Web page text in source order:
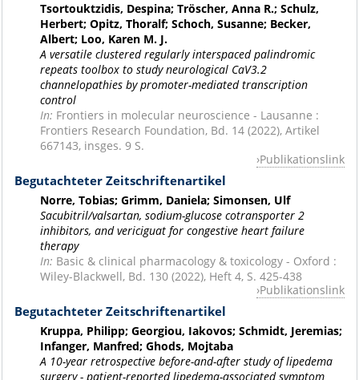
Tsortouktzidis, Despina; Tröscher, Anna R.; Schulz,
Herbert; Opitz, Thoralf; Schoch, Susanne; Becker,
Albert; Loo, Karen M. J.
A versatile clustered regularly interspaced palindromic
repeats toolbox to study neurological CaV3.2
channelopathies by promoter-mediated transcription
control
In: Frontiers in molecular neuroscience - Lausanne :
Frontiers Research Foundation, Bd. 14 (2022), Artikel
667143, insges. 9 S.
Publikationslink
Begutachteter Zeitschriftenartikel
Norre, Tobias; Grimm, Daniela; Simonsen, Ulf
Sacubitril/valsartan, sodium-glucose cotransporter 2
inhibitors, and vericiguat for congestive heart failure
therapy
In: Basic & clinical pharmacology & toxicology - Oxford :
Wiley-Blackwell, Bd. 130 (2022), Heft 4, S. 425-438
Publikationslink
Begutachteter Zeitschriftenartikel
Kruppa, Philipp; Georgiou, Iakovos; Schmidt, Jeremias;
Infanger, Manfred; Ghods, Mojtaba
A 10-year retrospective before-and-after study of lipedema
surgery - patient-reported lipedema-associated symptom